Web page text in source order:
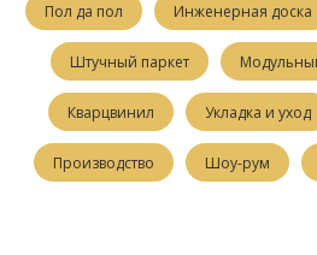
Пол да пол Инженерная доска
Штучный паркет
Кварцвинил Укладка и уход
Производство Шоу-рум